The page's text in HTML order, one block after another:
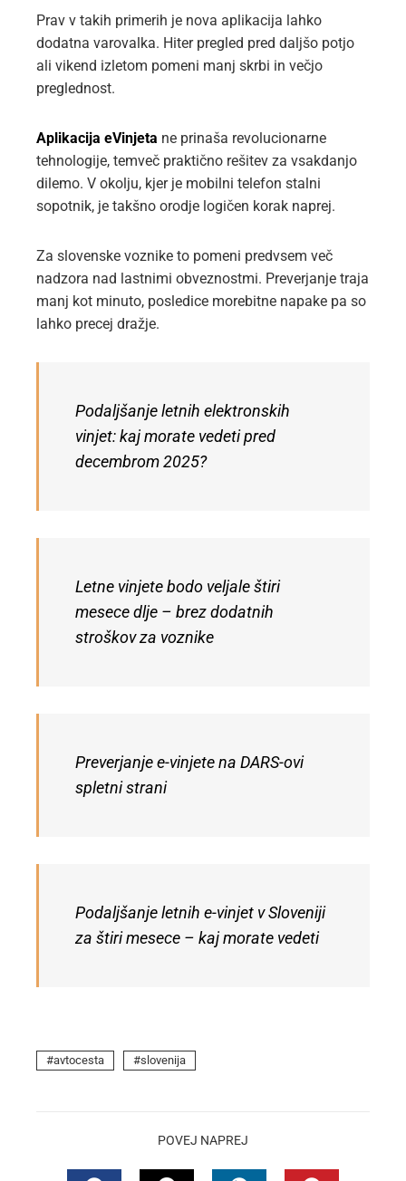
Prav v takih primerih je nova aplikacija lahko
dodatna varovalka. Hiter pregled pred daljšo potjo
ali vikend izletom pomeni manj skrbi in večjo
preglednost.
Aplikacija eVinjeta ne prinaša revolucionarne
tehnologije, temveč praktično rešitev za vsakdanjo
dilemo. V okolju, kjer je mobilni telefon stalni
sopotnik, je takšno orodje logičen korak naprej.
Za slovenske voznike to pomeni predvsem več
nadzora nad lastnimi obveznostmi. Preverjanje traja
manj kot minuto, posledice morebitne napake pa so
lahko precej dražje.
Podaljšanje letnih elektronskih
vinjet: kaj morate vedeti pred
decembrom 2025?
Letne vinjete bodo veljale štiri
mesece dlje – brez dodatnih
stroškov za voznike
Preverjanje e-vinjete na DARS-ovi
spletni strani
Podaljšanje letnih e-vinjet v Sloveniji
za štiri mesece – kaj morate vedeti
avtocesta slovenija
POVEJ NAPREJ